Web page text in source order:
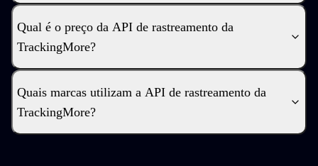
Qual é o preço da API de rastreamento da
TrackingMore?
Quais marcas utilizam a API de rastreamento da
TrackingMore?